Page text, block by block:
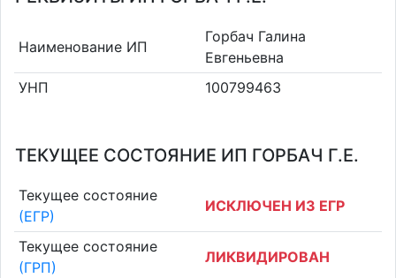
Наименование ИП
Горбач Галина
Евгеньевна
УНП
100799463
ТЕКУЩЕЕ СОСТОЯНИЕ ИП ГОРБАЧ Г.Е.
Текущее состояние
(ЕГР)
ИСКЛЮЧЕН ИЗ ЕГР
Текущее состояние
(ГРП)
ЛИКВИДИРОВАН